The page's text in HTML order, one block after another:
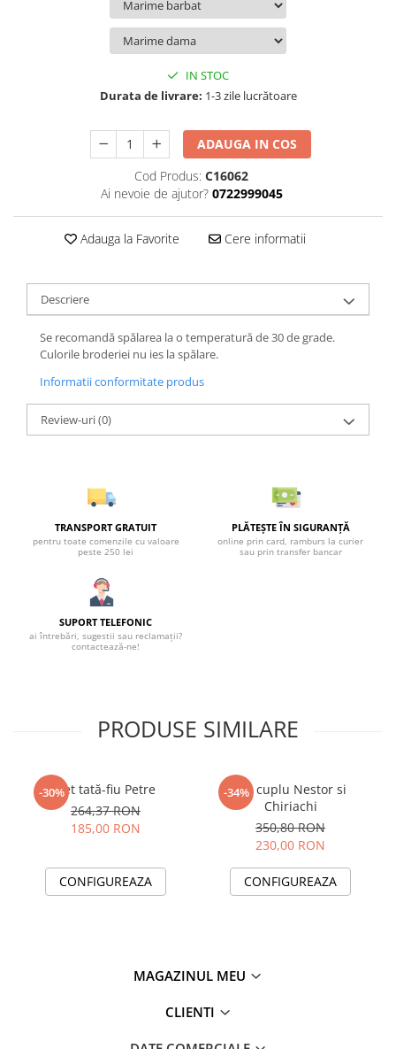
IN STOC
Durata de livrare: 1-3 zile lucrătoare
ADAUGA IN COS
Cod Produs: C16062
Ai nevoie de ajutor? 0722999045
Adauga la Favorite Cere informatii
Descriere
Se recomandă spălarea la o temperatură de 30 de grade.
Culorile broderiei nu ies la spălare.
Informatii conformitate produs
Review-uri(0)
TRANSPORT GRATUIT
pentru toate comenzile cu valoare
peste 250 lei
PLĂTEȘTE ÎN SIGURANȚĂ
online prin card, ramburs la curier
sau prin transfer bancar
SUPORT TELEFONIC
ai întrebări, sugestii sau reclamații?
contactează-ne!
PRODUSE SIMILARE
-30%Set tată-fiu Petre
264,37 RON
185,00 RON
CONFIGUREAZA
-34%
Set cuplu Nestor si
Chiriachi
350,80 RON
230,00 RON
CONFIGUREAZA
MAGAZINUL MEU
CLIENTI